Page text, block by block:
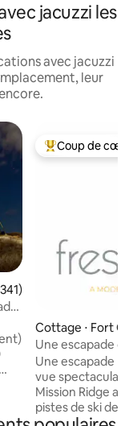
jacuzzi les
avec jacuzzi
leur
moyenne sur la
Coups de cœur
Coup de cœur
Cottage ⋅ Fort
Une escapade
nichée sur
Une escapade
vue spectaculaire
Mission Ridge au
pistes de ski de
Park. Son plan